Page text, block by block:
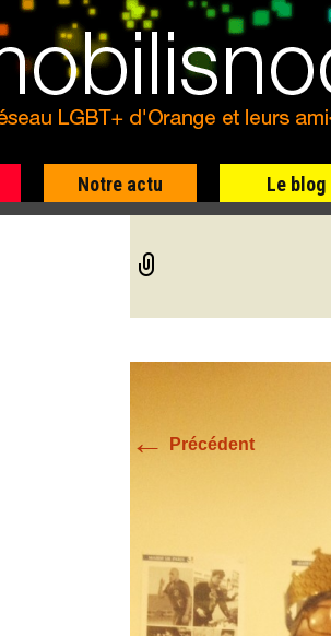
Notre actu Le blog
← Précédent